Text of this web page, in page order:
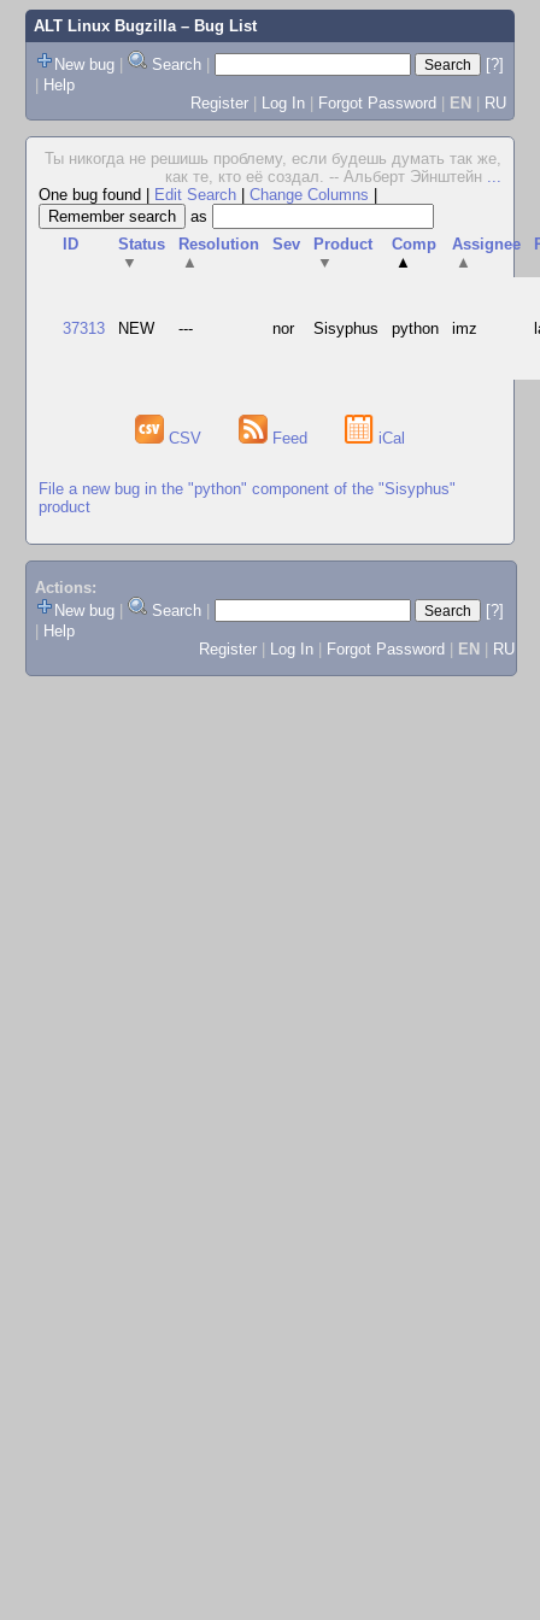
ALT Linux Bugzilla– Bug List
New bug | Search |
[?]
| Help
Register | Log In | Forgot Password | EN | RU
Ты никогда не решишь проблему, если будешь думать так же,
как те, кто её создал. -- Альберт Эйнштейн ...
One bug found
Edit Search Change Columns
as
ID
Status
▼
Resolution
▲
Sev
Product
▼
Comp
▲
Assignee
▲
37313 NEW --- nor Sisyphus python imz
CSV Feed iCal
File a new bug in the "python" component of the "Sisyphus"
product
Actions:
New bug
Search
[?]
Help
Register
Log In Forgot Password EN RU